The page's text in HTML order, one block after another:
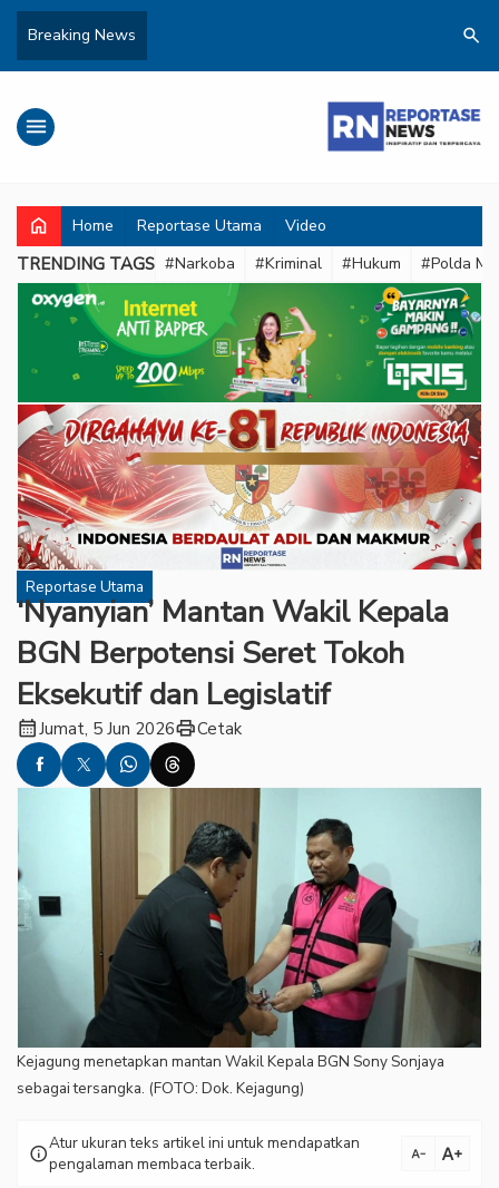
Breaking News search
menu
home Home Reportase Utama Video
TRENDING TAGS #Narkoba #Kriminal #Hukum #Polda
Reportase Utama
‘Nyanyian’ Mantan Wakil Kepala
BGN Berpotensi Seret Tokoh
Eksekutif dan Legislatif
calendar_monthJumat, 5 Jun 2026printCetak
Kejagung menetapkan mantan Wakil Kepala BGN Sony Sonjaya
sebagai tersangka. (FOTO: Dok. Kejagung)
infoAtur ukuran teks artikel ini untuk mendapatkan
pengalaman membaca terbaik.
text_decrease text_increase